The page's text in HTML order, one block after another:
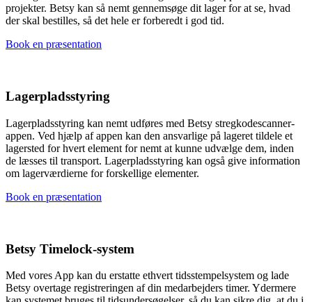
projekter. Betsy kan så nemt gennemsøge dit lager for at se, hvad
der skal bestilles, så det hele er forberedt i god tid.
Book en præsentation
Lagerpladsstyring
Lagerpladsstyring kan nemt udføres med Betsy stregkodescanner-
appen. Ved hjælp af appen kan den ansvarlige på lageret tildele et
lagersted for hvert element for nemt at kunne udvælge dem, inden
de læsses til transport. Lagerpladsstyring kan også give information
om lagerværdierne for forskellige elementer.
Book en præsentation
Betsy Timelock-system
Med vores App kan du erstatte ethvert tidsstempelsystem og lade
Betsy overtage registreringen af din medarbejders timer. Ydermere